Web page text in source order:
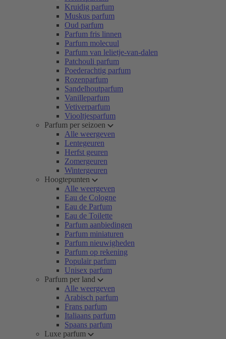
Kruidig parfum
Muskus parfum
Oud parfum
Parfum fris linnen
Parfum molecuul
Parfum van lelietje-van-dalen
Patchouli parfum
Poederachtig parfum
Rozenparfum
Sandelhoutparfum
Vanilleparfum
Vetiverparfum
Viooltjesparfum
Parfum per seizoen
Alle weergeven
Lentegeuren
Herfst geuren
Zomergeuren
Wintergeuren
Hoogtepunten
Alle weergeven
Eau de Cologne
Eau de Parfum
Eau de Toilette
Parfum aanbiedingen
Parfum miniaturen
Parfum nieuwigheden
Parfum op rekening
Populair parfum
Unisex parfum
Parfum per land
Alle weergeven
Arabisch parfum
Frans parfum
Italiaans parfum
Spaans parfum
Luxe parfum